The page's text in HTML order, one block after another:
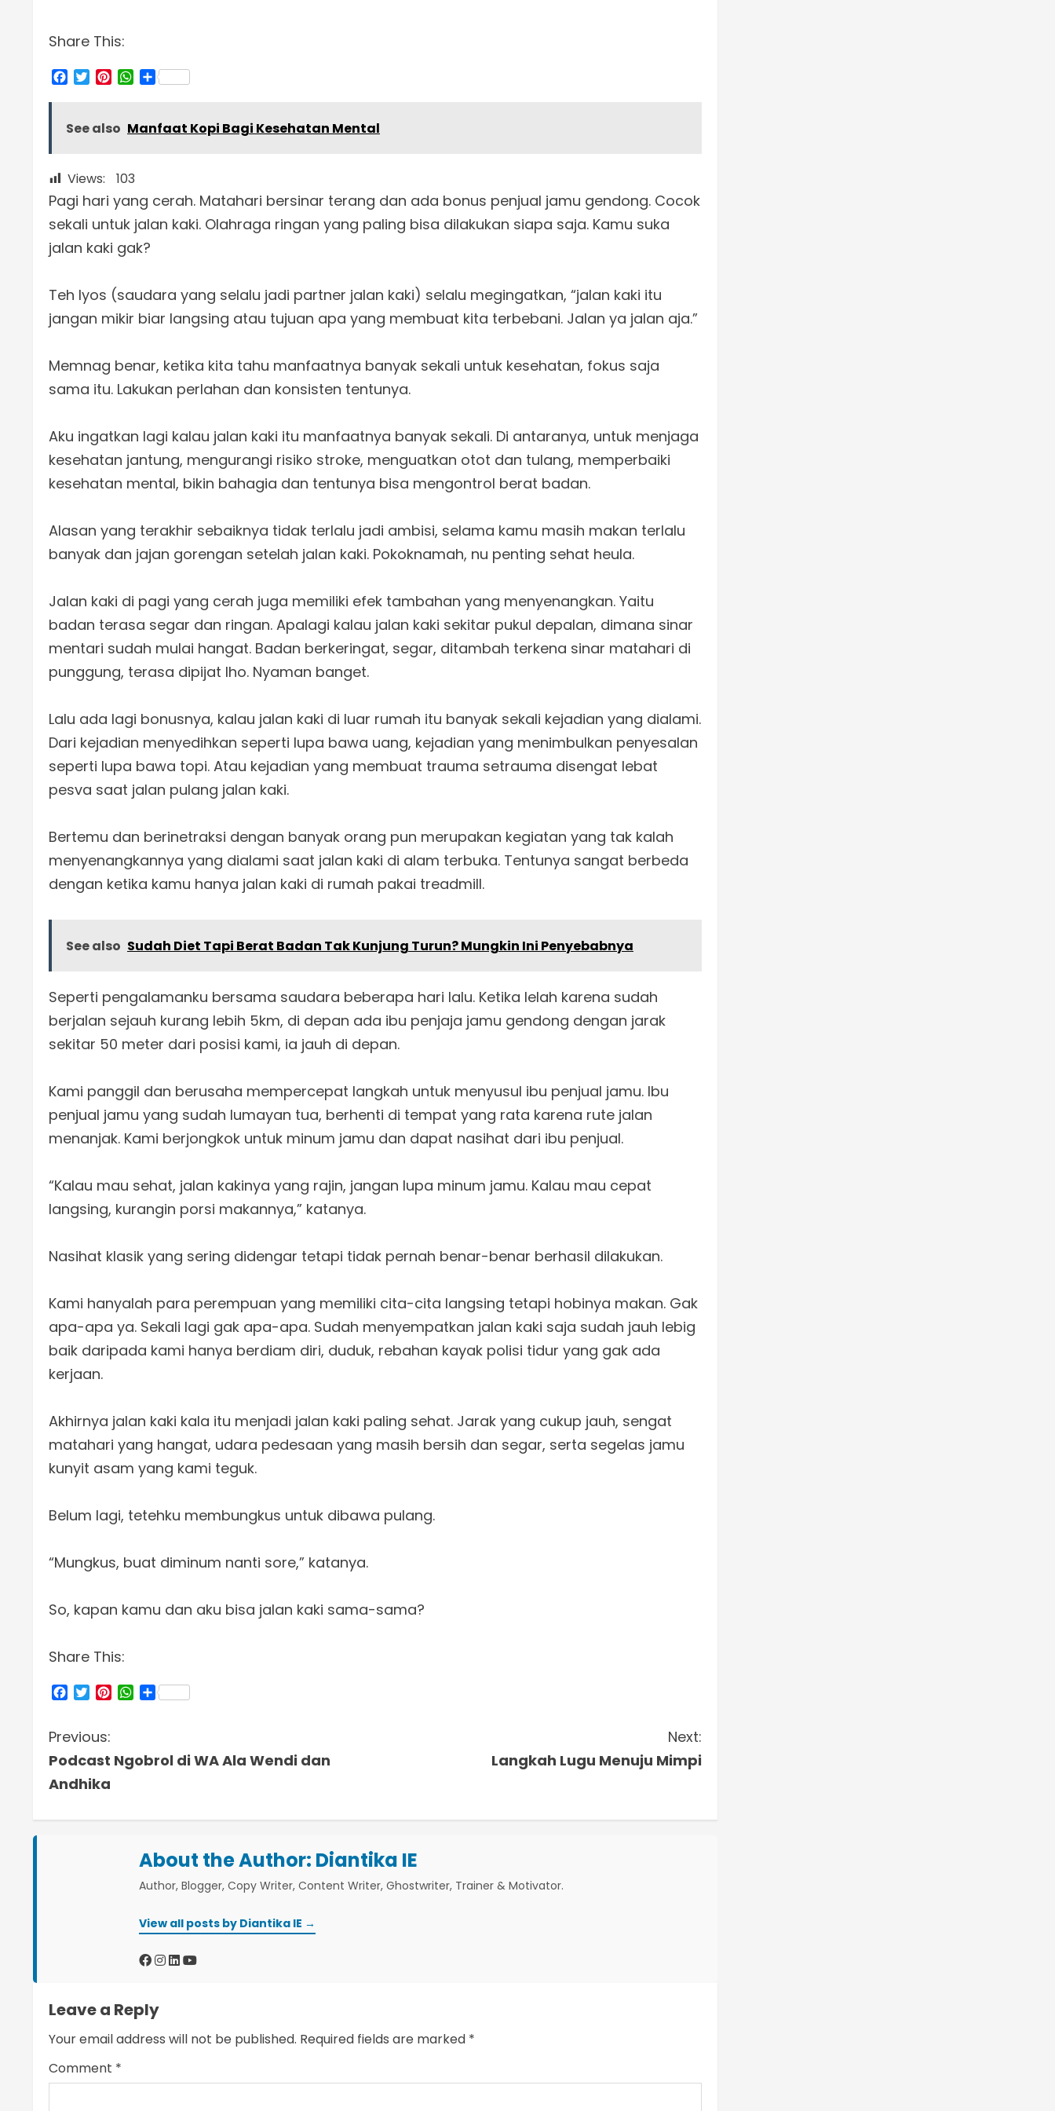
Share This:
Facebook
TwitterPinterestWhatsApp
Share
See also Manfaat Kopi Bagi Kesehatan Mental
Views: 103
Pagi hari yang cerah. Matahari bersinar terang dan ada bonus penjual jamu gendong. Cocok
sekali untuk jalan kaki. Olahraga ringan yang paling bisa dilakukan siapa saja. Kamu suka
jalan kaki gak?
Teh Iyos (saudara yang selalu jadi partner jalan kaki) selalu megingatkan, “jalan kaki itu
jangan mikir biar langsing atau tujuan apa yang membuat kita terbebani. Jalan ya jalan aja.”
Memnag benar, ketika kita tahu manfaatnya banyak sekali untuk kesehatan, fokus saja
sama itu. Lakukan perlahan dan konsisten tentunya.
Aku ingatkan lagi kalau jalan kaki itu manfaatnya banyak sekali. Di antaranya, untuk menjaga
kesehatan jantung, mengurangi risiko stroke, menguatkan otot dan tulang, memperbaiki
kesehatan mental, bikin bahagia dan tentunya bisa mengontrol berat badan.
Alasan yang terakhir sebaiknya tidak terlalu jadi ambisi, selama kamu masih makan terlalu
banyak dan jajan gorengan setelah jalan kaki. Pokoknamah, nu penting sehat heula.
Jalan kaki di pagi yang cerah juga memiliki efek tambahan yang menyenangkan. Yaitu
badan terasa segar dan ringan. Apalagi kalau jalan kaki sekitar pukul depalan, dimana sinar
mentari sudah mulai hangat. Badan berkeringat, segar, ditambah terkena sinar matahari di
punggung, terasa dipijat lho. Nyaman banget.
Lalu ada lagi bonusnya, kalau jalan kaki di luar rumah itu banyak sekali kejadian yang dialami.
Dari kejadian menyedihkan seperti lupa bawa uang, kejadian yang menimbulkan penyesalan
seperti lupa bawa topi. Atau kejadian yang membuat trauma setrauma disengat lebat
pesva saat jalan pulang jalan kaki.
Bertemu dan berinetraksi dengan banyak orang pun merupakan kegiatan yang tak kalah
menyenangkannya yang dialami saat jalan kaki di alam terbuka. Tentunya sangat berbeda
dengan ketika kamu hanya jalan kaki di rumah pakai treadmill.
See also Sudah Diet Tapi Berat Badan Tak Kunjung Turun? Mungkin Ini Penyebabnya
Seperti pengalamanku bersama saudara beberapa hari lalu. Ketika lelah karena sudah
berjalan sejauh kurang lebih 5km, di depan ada ibu penjaja jamu gendong dengan jarak
sekitar 50 meter dari posisi kami, ia jauh di depan.
Kami panggil dan berusaha mempercepat langkah untuk menyusul ibu penjual jamu. Ibu
penjual jamu yang sudah lumayan tua, berhenti di tempat yang rata karena rute jalan
menanjak. Kami berjongkok untuk minum jamu dan dapat nasihat dari ibu penjual.
“Kalau mau sehat, jalan kakinya yang rajin, jangan lupa minum jamu. Kalau mau cepat
langsing, kurangin porsi makannya,” katanya.
Nasihat klasik yang sering didengar tetapi tidak pernah benar-benar berhasil dilakukan.
Kami hanyalah para perempuan yang memiliki cita-cita langsing tetapi hobinya makan. Gak
apa-apa ya. Sekali lagi gak apa-apa. Sudah menyempatkan jalan kaki saja sudah jauh lebig
baik daripada kami hanya berdiam diri, duduk, rebahan kayak polisi tidur yang gak ada
kerjaan.
Akhirnya jalan kaki kala itu menjadi jalan kaki paling sehat. Jarak yang cukup jauh, sengat
matahari yang hangat, udara pedesaan yang masih bersih dan segar, serta segelas jamu
kunyit asam yang kami teguk.
Belum lagi, tetehku membungkus untuk dibawa pulang.
“Mungkus, buat diminum nanti sore,” katanya.
So, kapan kamu dan aku bisa jalan kaki sama-sama?
Share This:
Facebook
TwitterPinterestWhatsApp
Share
C
o
R
e
a
Previous:
Podcast Ngobrol di WA Ala Wendi dan
Andhika
Next:
Langkah Lugu Menuju Mimpi
About the Author: Diantika IE
Author, Blogger, Copy Writer, Content Writer, Ghostwriter, Trainer & Motivator.
View all posts by Diantika IE →
Leave a Reply
Your email address will not be published. Required fields are marked *
Comment *